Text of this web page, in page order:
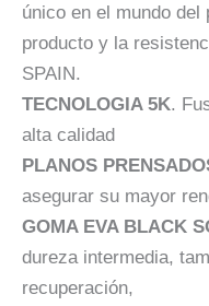
único en el mundo del
producto y la
SPAIN.
TECNOLOGIA 5K.
alta calidad
PLANOS
asegurar su mayor
GOMA EVA BLACK
dureza intermedia,
recuperación,